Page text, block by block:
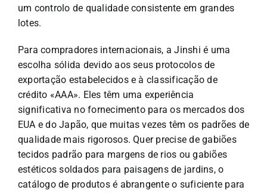
um controlo de qualidade consistente em grandes
lotes.
Para compradores internacionais, a Jinshi é uma
escolha sólida devido aos seus protocolos de
exportação estabelecidos e à classificação de
crédito «AAA». Eles têm uma experiência
significativa no fornecimento para os mercados dos
EUA e do Japão, que muitas vezes têm os padrões de
qualidade mais rigorosos. Quer precise de gabiões
tecidos padrão para margens de rios ou gabiões
estéticos soldados para paisagens de jardins, o
catálogo de produtos é abrangente o suficiente para